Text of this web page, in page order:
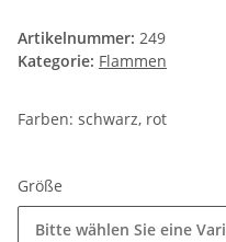
Artikelnummer: 249
Kategorie: Flammen
Farben: schwarz, rot
Größe
Bitte wählen Sie eine